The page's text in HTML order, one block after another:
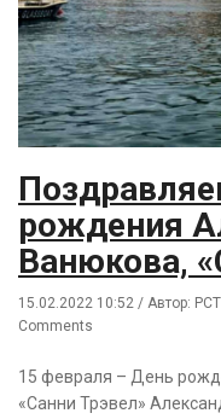
рождения
Ванюкова,
15.02.2022 10:52 / Автор:
Comments
15 февраля – День
«Санни Трэвел»